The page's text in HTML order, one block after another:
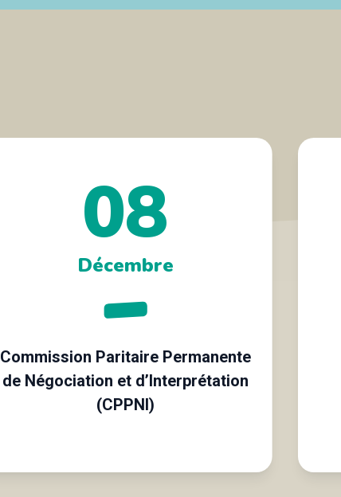
08
Décembre
Commission Paritaire Permanente
de Négociation et d’Interprétation
(CPPNI)